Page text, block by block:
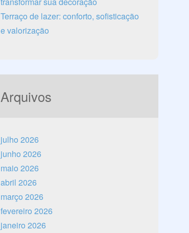
Terraço de lazer: conforto, sofisticação
e valorização
Arquivos
julho 2026
junho 2026
maio 2026
abril 2026
março 2026
fevereiro 2026
janeiro 2026